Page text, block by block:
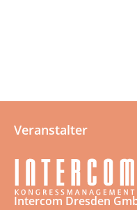
Veranstalter
Intercom Dresden